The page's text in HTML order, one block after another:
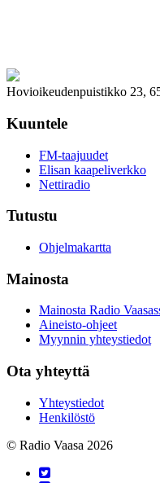
Hovioikeudenpuistikko 23,
Kuuntele
FM-taajuudet
Elisan kaapeliverkko
Nettiradio
Tutustu
Ohjelmakartta
Mainosta
Mainosta Radio
Aineisto-ohjeet
Myynnin yhteystiedot
Ota yhteyttä
Yhteystiedot
Henkilöstö
© Radio Vaasa 2026